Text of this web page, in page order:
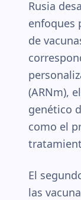
Rusia
enfoques
de
(ARNm),
genético
como el
El
las